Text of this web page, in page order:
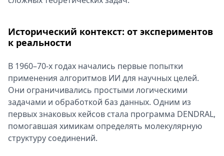
Исторический контекст: от экспериментов
к реальности
В 1960–70-х годах начались первые попытки
применения алгоритмов ИИ для научных целей.
Они ограничивались простыми логическими
задачами и обработкой баз данных. Одним из
первых знаковых кейсов стала программа DENDRAL,
помогавшая химикам определять молекулярную
структуру соединений.